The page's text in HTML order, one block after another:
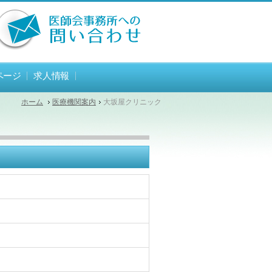
ージ 求人情報
ホーム 医療機関案内 大坂屋クリニック